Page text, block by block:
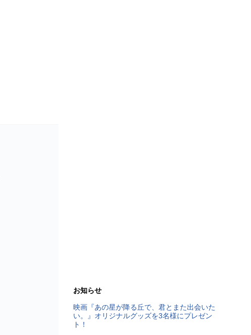
お知らせ
映画『あの星が降る丘で、君とまた出会いた
い。』オリジナルグッズを3名様にプレゼン
ト！